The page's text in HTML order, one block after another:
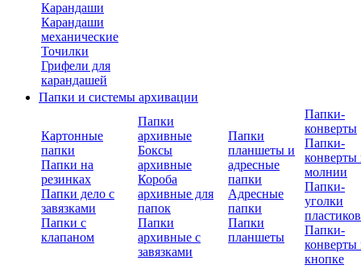
Карандаши
Карандаши
механические
Точилки
Грифели для
карандашей
Папки и системы архивации
Картонные
папки
Папки на
резинках
Папки дело с
завязками
Папки с
клапаном
Папки
архивные
Боксы
архивные
Короба
архивные для
папок
Папки
архивные с
завязками
Папки
планшеты и
адресные
папки
Адресные
папки
Папки
планшеты
Папки-
конверты
Папки-
конверты
молнии
Папки-
уголки
Папки-
конверты
кнопке